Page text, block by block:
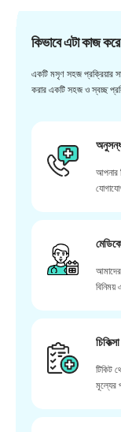
কিভাবে এটা কাজ করে
একটি মসৃণ সহজ প্রক্রিয়ার
করার একটি সহজ ও স্বচ্ছ
আপনার
টিকিট
মূল্যের